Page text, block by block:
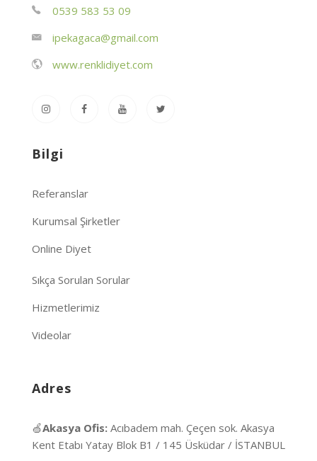
0539 583 53 09
ipekagaca@gmail.com
www.renklidiyet.com
Bilgi
Referanslar
Kurumsal Şirketler
Online Diyet
Sıkça Sorulan Sorular
Hizmetlerimiz
Videolar
Adres
🍏Akasya Ofis: Acıbadem mah. Çeçen sok. Akasya
Kent Etabı Yatay Blok B1 / 145 Üsküdar / İSTANBUL